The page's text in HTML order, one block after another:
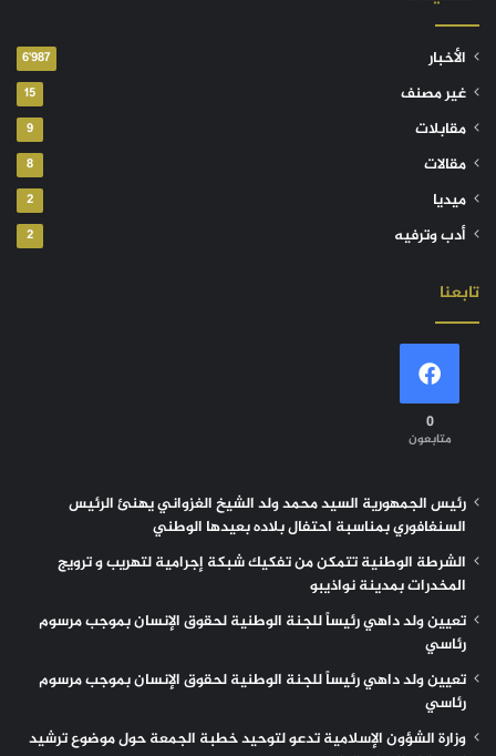
الأخبار 6٬987
غير مصنف 15
مقابلات 9
مقالات 8
ميديا 2
أدب وترفيه 2
تابعنا
0
متابعون
رئيس الجمهورية السيد محمد ولد الشيخ الغزواني يهنئ الرئيس
السنغافوري بمناسبة احتفال بلاده بعيدها الوطني
الشرطة الوطنية تتمكن من تفكيك شبكة إجرامية لتهريب و ترويج
المخدرات بمدينة نواذيبو
تعيين ولد داهي رئيساً للجنة الوطنية لحقوق الإنسان بموجب مرسوم
رئاسي
تعيين ولد داهي رئيساً للجنة الوطنية لحقوق الإنسان بموجب مرسوم
رئاسي
وزارة الشؤون الإسلامية تدعو لتوحيد خطبة الجمعة حول موضوع ترشيد